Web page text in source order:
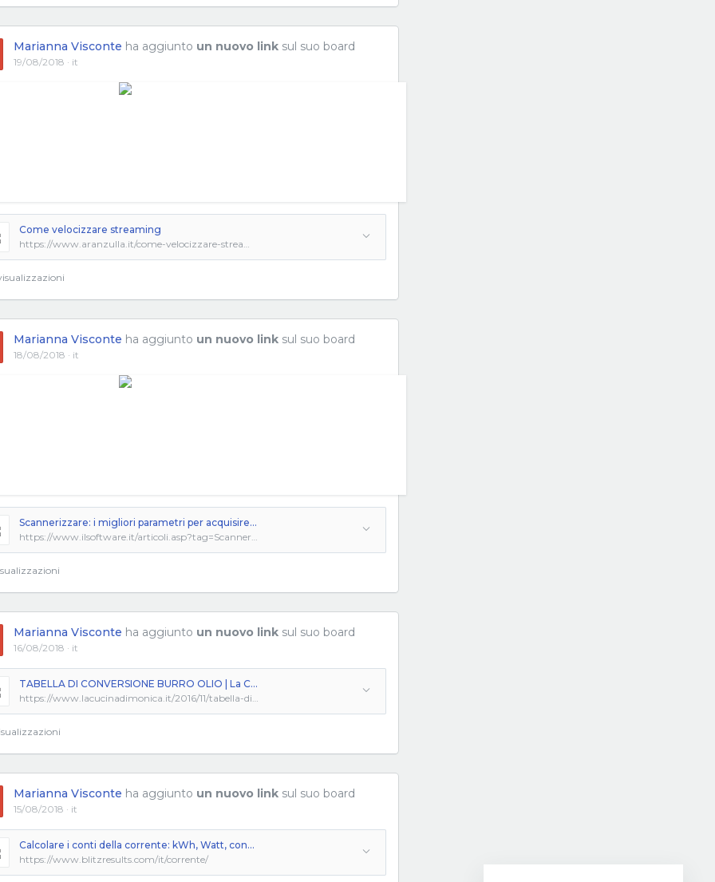
Marianna Visconte ha aggiunto un nuovo link sul suo board
19/08/2018 · it
Come velocizzare streaming
https://www.aranzulla.it/come-velocizzare-streaming-947383.html
Marianna Visconte ha aggiunto un nuovo link sul suo board
18/08/2018 · it
Scannerizzare: i migliori parametri per acquisire da scanner foto e documenti di testo - IlSoftware.it
https://www.ilsoftware.it/articoli.asp?tag=Scannerizzare-i-migliori-parametri-per-acquisire-da-scanner-foto-e-documenti-di-testo_15942
Marianna Visconte ha aggiunto un nuovo link sul suo board
16/08/2018 · it
TABELLA DI CONVERSIONE BURRO OLIO | La Cucina di Monica
https://www.lacucinadimonica.it/2016/11/tabella-di-conversione-burro-olio-nei-dolci.html
Marianna Visconte ha aggiunto un nuovo link sul suo board
15/08/2018 · it
Calcolare i conti della corrente: kWh, Watt, consumo annuo di elettrodomestici e dispositivi BlitzResults.com
https://www.blitzresults.com/it/corrente/